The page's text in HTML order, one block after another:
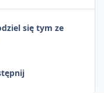
się tym ze